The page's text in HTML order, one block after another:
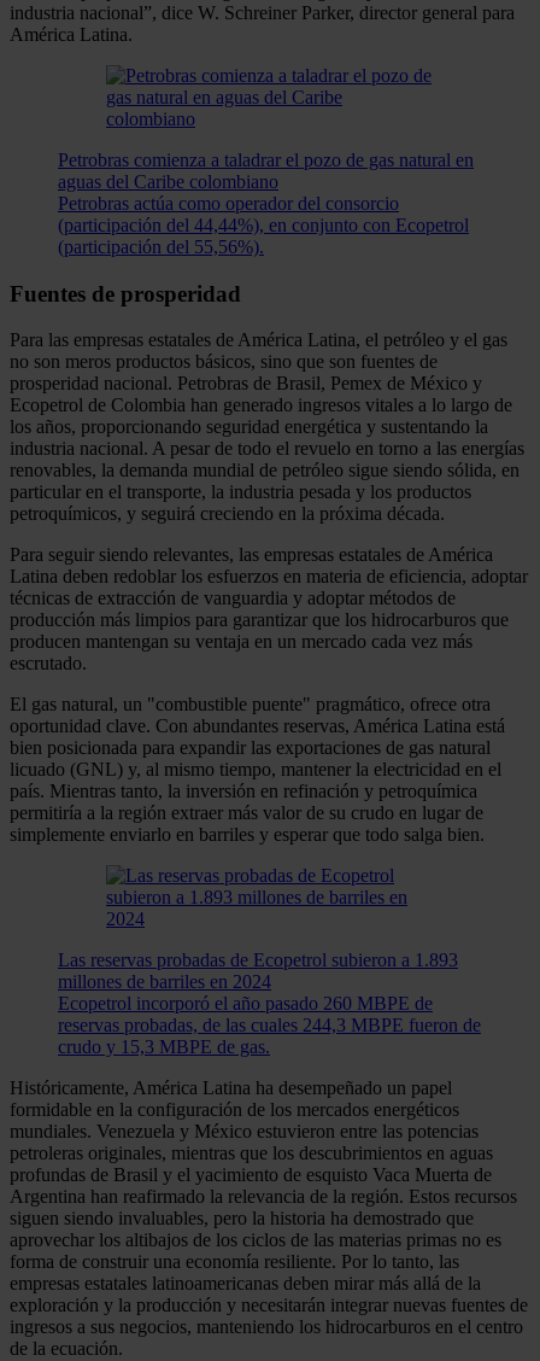
industria nacional”, dice W. Schreiner Parker, director general para
América Latina.
Petrobras comienza a taladrar el pozo de gas natural en
aguas del Caribe colombiano
Petrobras actúa como operador del consorcio
(participación del 44,44%), en conjunto con Ecopetrol
(participación del 55,56%).
Fuentes de prosperidad
Para las empresas estatales de América Latina, el petróleo y el gas
no son meros productos básicos, sino que son fuentes de
prosperidad nacional. Petrobras de Brasil, Pemex de México y
Ecopetrol de Colombia han generado ingresos vitales a lo largo de
los años, proporcionando seguridad energética y sustentando la
industria nacional. A pesar de todo el revuelo en torno a las energías
renovables, la demanda mundial de petróleo sigue siendo sólida, en
particular en el transporte, la industria pesada y los productos
petroquímicos, y seguirá creciendo en la próxima década.
Para seguir siendo relevantes, las empresas estatales de América
Latina deben redoblar los esfuerzos en materia de eficiencia, adoptar
técnicas de extracción de vanguardia y adoptar métodos de
producción más limpios para garantizar que los hidrocarburos que
producen mantengan su ventaja en un mercado cada vez más
escrutado.
El gas natural, un "combustible puente" pragmático, ofrece otra
oportunidad clave. Con abundantes reservas, América Latina está
bien posicionada para expandir las exportaciones de gas natural
licuado (GNL) y, al mismo tiempo, mantener la electricidad en el
país. Mientras tanto, la inversión en refinación y petroquímica
permitiría a la región extraer más valor de su crudo en lugar de
simplemente enviarlo en barriles y esperar que todo salga bien.
Las reservas probadas de Ecopetrol subieron a 1.893
millones de barriles en 2024
Ecopetrol incorporó el año pasado 260 MBPE de
reservas probadas, de las cuales 244,3 MBPE fueron de
crudo y 15,3 MBPE de gas.
Históricamente, América Latina ha desempeñado un papel
formidable en la configuración de los mercados energéticos
mundiales. Venezuela y México estuvieron entre las potencias
petroleras originales, mientras que los descubrimientos en aguas
profundas de Brasil y el yacimiento de esquisto Vaca Muerta de
Argentina han reafirmado la relevancia de la región. Estos recursos
siguen siendo invaluables, pero la historia ha demostrado que
aprovechar los altibajos de los ciclos de las materias primas no es
forma de construir una economía resiliente. Por lo tanto, las
empresas estatales latinoamericanas deben mirar más allá de la
exploración y la producción y necesitarán integrar nuevas fuentes de
ingresos a sus negocios, manteniendo los hidrocarburos en el centro
de la ecuación.